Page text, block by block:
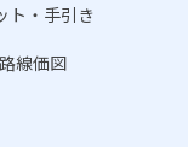
ト・手引き
路線価図